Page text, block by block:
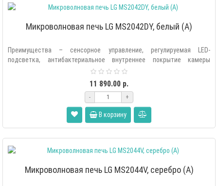
Микроволновая печь LG MS2042DY, белый (A)
Преимущества – сенсорное управление, регулируемая LED-
подсветка, антибактериальное внутреннее покрытие камеры
«EasyClean», экономия элект..
11 890.00 р.
- +
В корзину
Микроволновая печь LG MS2044V, серебро (A)